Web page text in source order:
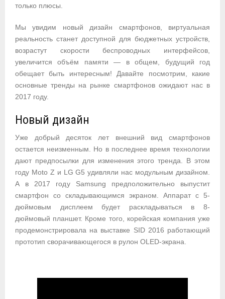
только плюсы.
Мы увидим новый дизайн смартфонов, виртуальная
реальность станет доступной для бюджетных устройств,
возрастут скорости беспроводных интерфейсов,
увеличится объём памяти — в общем, будущий год
обещает быть интересным! Давайте посмотрим, какие
основные тренды на рынке смартфонов ожидают нас в
2017 году.
Новый дизайн
Уже добрый десяток лет внешний вид смартфонов
остается неизменным. Но в последнее время технологии
дают предпосылки для изменения этого тренда. В этом
году Moto Z и LG G5 удивляли нас модульным дизайном.
А в 2017 году Samsung предположительно выпустит
смартфон со складывающимся экраном. Аппарат с 5-
дюймовым дисплеем будет раскладываться в 8-
дюймовый планшет. Кроме того, корейская компания уже
продемонстрировала на выставке SID 2016 работающий
прототип сворачивающегося в рулон OLED-экрана.